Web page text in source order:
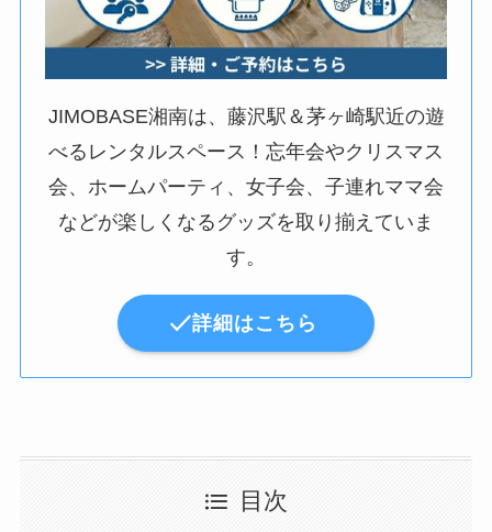
JIMOBASE湘南は、藤沢駅＆茅ヶ崎駅近の遊
べるレンタルスペース！忘年会やクリスマス
会、ホームパーティ、女子会、子連れママ会
などが楽しくなるグッズを取り揃えていま
す。
詳細はこちら
目次